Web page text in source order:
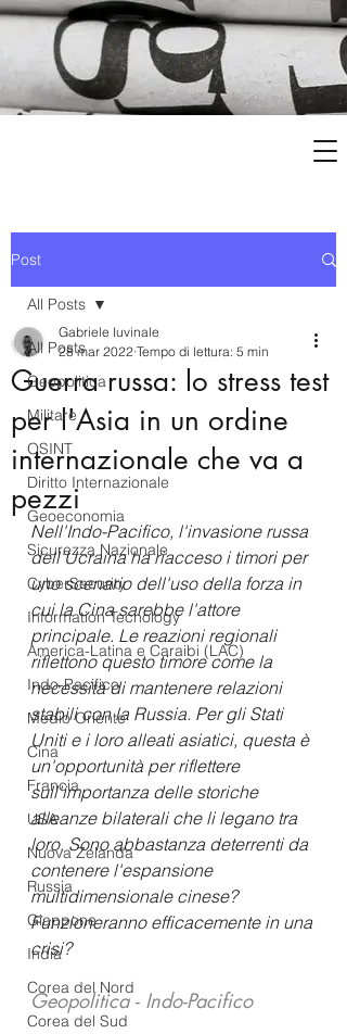
Post
All Posts
Geopolitica
Militare
OSINT
Diritto Internazionale
Geoeconomia
Sicurezza Nazionale
CyberSecurity
Information Tecnology
America-Latina e Caraibi (LAC)
Indo-Pacifico
Medio Oriente
Cina
Francia
USA
Nuova Zelanda
Russia
Giappone
India
Corea del Nord
Corea del Sud
All Posts
Guerra russa: lo stress test
per l'Asia in un ordine
internazionale che va a
pezzi
Gabriele Iuvinale
28 mar 2022 Tempo di lettura: 5 min
Nell'Indo-Pacifico, l'invasione russa
dell'Ucraina ha riacceso i timori per
uno scenario dell'uso della forza in
cui la Cina sarebbe l'attore
principale. Le reazioni regionali
riflettono questo timore come la
necessità di mantenere relazioni
stabili con la Russia. Per gli Stati
Uniti e i loro alleati asiatici, questa è
un'opportunità per riflettere
sull'importanza delle storiche
alleanze bilaterali che li legano tra
loro. Sono abbastanza deterrenti da
contenere l'espansione
multidimensionale cinese?
Funzioneranno efficacemente in una
crisi?
Geopolitica - Indo-Pacifico